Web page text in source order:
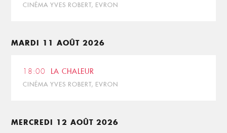
CINÉMA YVES ROBERT, EVRON
MARDI 11 AOÛT 2026
18:00 LA CHALEUR
CINÉMA YVES ROBERT, EVRON
MERCREDI 12 AOÛT 2026